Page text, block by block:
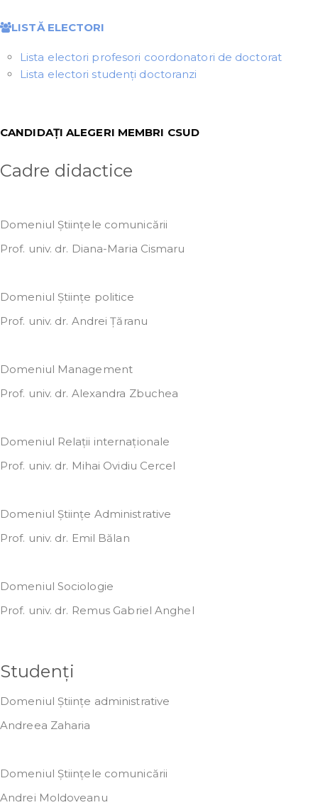
LISTĂ ELECTORI
Lista electori profesori coordonatori de doctorat
Lista electori studenți doctoranzi
CANDIDAȚI ALEGERI MEMBRI CSUD
Cadre didactice
Domeniul Științele comunicării
Prof. univ. dr. Diana-Maria Cismaru
Domeniul Științe politice
Prof. univ. dr. Andrei Țăranu
Domeniul Management
Prof. univ. dr. Alexandra Zbuchea
Domeniul Relații internaționale
Prof. univ. dr. Mihai Ovidiu Cercel
Domeniul Științe Administrative
Prof. univ. dr. Emil Bălan
Domeniul Sociologie
Prof. univ. dr. Remus Gabriel Anghel
Studenți
Domeniul Științe administrative
Andreea Zaharia
Domeniul Științele comunicării
Andrei Moldoveanu